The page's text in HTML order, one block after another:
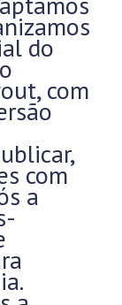
do
com
com
a